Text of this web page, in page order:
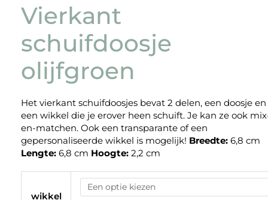
Vierkant
schuifdoosje
olijfgroen
Het vierkant schuifdoosjes bevat 2 delen, een doosje en
een wikkel die je erover heen schuift. Je kan ze ook
en-matchen. Ook een transparante of een
gepersonaliseerde wikkel is mogelijk! Breedte: 6,8 cm
Lengte: 6,8 cm Hoogte: 2,2 cm
wikkel